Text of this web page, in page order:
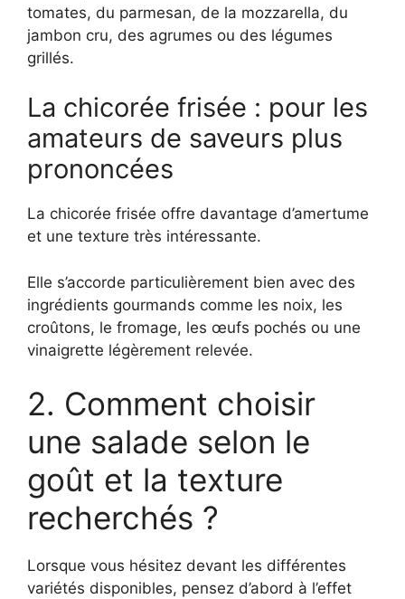
tomates, du parmesan, de la mozzarella, du
jambon cru, des agrumes ou des légumes
grillés.
La chicorée frisée : pour les
amateurs de saveurs plus
prononcées
La chicorée frisée offre davantage d’amertume
et une texture très intéressante.
Elle s’accorde particulièrement bien avec des
ingrédients gourmands comme les noix, les
croûtons, le fromage, les œufs pochés ou une
vinaigrette légèrement relevée.
2. Comment choisir
une salade selon le
goût et la texture
recherchés ?
Lorsque vous hésitez devant les différentes
variétés disponibles, pensez d’abord à l’effet